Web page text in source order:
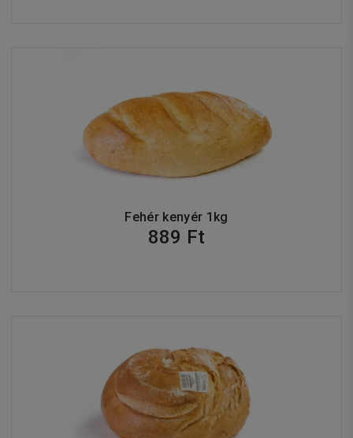
Fehér kenyér 1kg
889 Ft